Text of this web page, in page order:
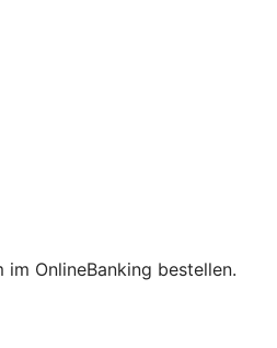
OnlineBanking bestellen.